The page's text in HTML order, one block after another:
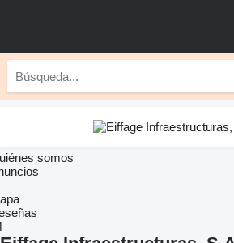
somos